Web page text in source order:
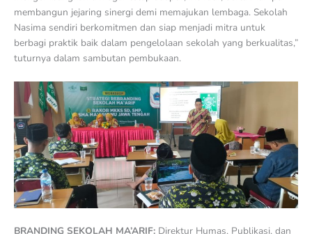
membangun jejaring sinergi demi memajukan lembaga. Sekolah
Nasima sendiri berkomitmen dan siap menjadi mitra untuk
berbagi praktik baik dalam pengelolaan sekolah yang berkualitas,”
tuturnya dalam sambutan pembukaan.
BRANDING SEKOLAH MA’ARIF: Direktur Humas, Publikasi, dan